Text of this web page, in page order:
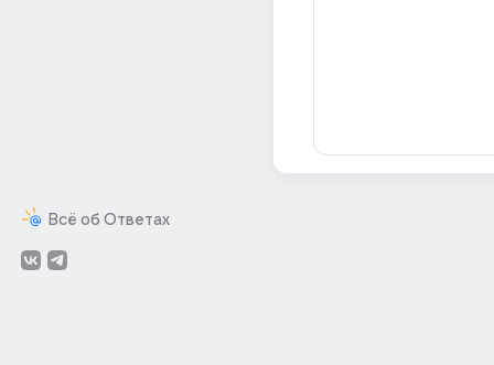
Всё об Ответах